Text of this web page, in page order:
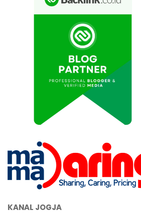
KANAL JOGJA